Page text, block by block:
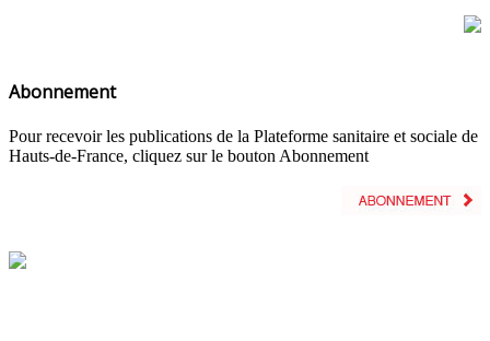
Abonnement
Pour recevoir les publications de la Plateforme sanitaire et sociale de
Hauts-de-France, cliquez sur le bouton Abonnement